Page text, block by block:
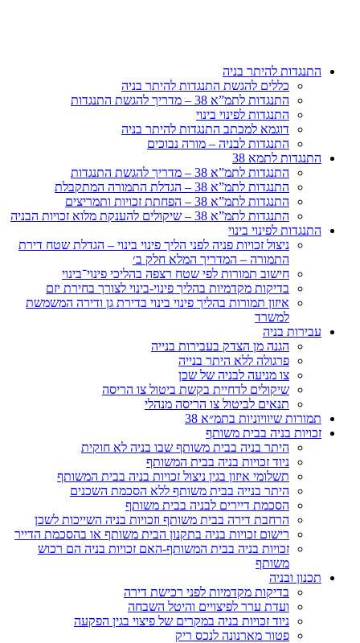
התנגדות להיתר בניה
כללים להגשת התנגדות להיתר בניה
התנגדות לתמ”א 38 – מדריך להגשת התנגדות
התנגדות לפינוי בינוי
דוגמא למכתב התנגדות להיתר בניה
התנגדות לבניה – מורה נבוכים
התנגדות לתמא 38
התנגדות לתמ”א 38 – מדריך להגשת התנגדות
התנגדות לתמ”א 38 – הגדלת התמורה המתקבלת
התנגדות לתמ”א 38 – הפחתת זכויות ותמריצים
התנגדות לתמ”א 38 – שיקולים להענקת מלוא זכויות הבניה
התנגדות לפינוי בינוי
ניצול זכויות פניה לפני הליך פינוי בינוי – הגדלת שטח דירת
התמורה – המדריך המלא חלק ב׳
חישוב תמורות לפי שטח רצפה בהליכי פינוי־בינוי
בדיקות מקדמיות בהליך פינוי-בינוי לצורך בחירת יזם
איזון תמורות בהליך פינוי בינוי בדירת גן ודירה המשמשת
למשרד
עבירות בניה
הגנה מן הצדק בעבירות בנייה
פרגולה ללא היתר בנייה
צו מניעה לבניה של שכן
שיקולים לדחיית בקשת ביטול צו הריסה
תנאים לביטול צו הריסה מנהלי
תמורות שיוויוניות בתמ״א 38
זכויות בניה בבית משותף
היתר בניה בבית משותף שבו בניה לא חוקית
ניוד זכויות בניה בבית המשותף
תשלומי איזון בגין ניצול זכויות בניה בבית המשותף
היתר בנייה בבית משותף ללא הסכמת השכנים
הסכמת דיירים לבניה בבית משותף
הרחבת דירה בבית משותף וזכויות בניה השייכות לשכן
רישום זכויות בניה בתקנון הבית משותף או בהסכמת הדייר
זכויות בניה בבית המשותף-האם זכויות בניה הם רכוש
משותף
תכנון ובניה
בדיקות מקדמיות לפני רכישת דירה
ועדת ערר לפיצויים והיטל השבחה
ניוד זכויות בניה במקרים של פיצוי בגין הפקעה
פטור מארנונה לנכס ריק